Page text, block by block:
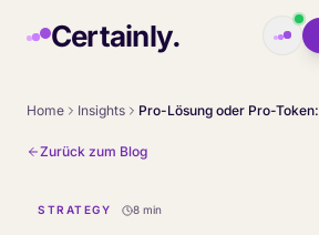
Certainly.
Home Insights
Zurück zum Blog
STRATEGY 8 min